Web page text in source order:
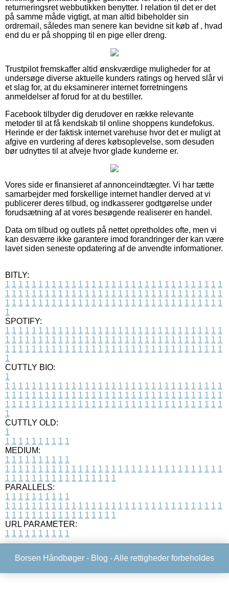
returneringsret webbutikken benytter. I relation til det er det
på samme måde vigtigt, at man altid bibeholder sin
ordremail, således man senere kan bevidne sit køb af , hvad
end du er på shopping til en pige eller dreng.
Trustpilot fremskaffer altid ønskværdige muligheder for at
undersøge diverse aktuelle kunders ratings og herved slår vi
et slag for, at du eksaminerer internet forretningens
anmeldelser af forud for at du bestiller.
Facebook tilbyder dig derudover en række relevante
metoder til at få kendskab til online shoppens kundefokus.
Herinde er der faktisk internet varehuse hvor det er muligt at
afgive en vurdering af deres købsoplevelse, som desuden
bør udnyttes til at afveje hvor glade kunderne er.
Vores side er finansieret af annonceindtægter. Vi har tætte
samarbejder med forskellige internet handler derved at vi
publicerer deres tilbud, og indkasserer godtgørelse under
forudsætning af at vores besøgende realiserer en handel.
Data om tilbud og outlets på nettet opretholdes ofte, men vi
kan desværre ikke garantere imod forandringer der kan være
lavet siden seneste opdatering af de anvendte informationer.
BITLY:
1 1 1 1 1 1 1 1 1 1 1 1 1 1 1 1 1 1 1 1 1 1 1 1 1 1 1 1 1 1 1 1 1
1 1 1 1 1 1 1 1 1 1 1 1 1 1 1 1 1 1 1 1 1 1 1 1 1 1 1 1 1 1 1 1 1
1 1 1 1 1 1 1 1 1 1 1 1 1 1 1 1 1 1 1 1 1 1 1 1 1 1 1 1 1 1 1 1 1
1
SPOTIFY:
1 1 1 1 1 1 1 1 1 1 1 1 1 1 1 1 1 1 1 1 1 1 1 1 1 1 1 1 1 1 1 1 1
1 1 1 1 1 1 1 1 1 1 1 1 1 1 1 1 1 1 1 1 1 1 1 1 1 1 1 1 1 1 1 1 1
1 1 1 1 1 1 1 1 1 1 1 1 1 1 1 1 1 1 1 1 1 1 1 1 1 1 1 1 1 1 1 1 1
1
CUTTLY BIO:
1
1 1 1 1 1 1 1 1 1 1 1 1 1 1 1 1 1 1 1 1 1 1 1 1 1 1 1 1 1 1 1 1 1
1 1 1 1 1 1 1 1 1 1 1 1 1 1 1 1 1 1 1 1 1 1 1 1 1 1 1 1 1 1 1 1 1
1 1 1 1 1 1 1 1 1 1 1 1 1 1 1 1 1 1 1 1 1 1 1 1 1 1 1 1 1 1 1 1 1
1
CUTTLY OLD:
1
1 1 1 1 1 1 1 1 1 1
MEDIUM:
1 1 1 1 1 1 1 1 1 1
1 1 1 1 1 1 1 1 1 1 1 1 1 1 1 1 1 1 1 1 1 1 1 1 1 1 1 1 1 1 1 1 1
1 1 1 1 1 1 1 1 1 1 1 1 1 1 1 1 1
PARALLELS:
1 1 1 1 1 1 1 1 1 1
1 1 1 1 1 1 1 1 1 1 1 1 1 1 1 1 1 1 1 1 1 1 1 1 1 1 1 1 1 1 1 1 1
1 1 1 1 1 1 1 1 1 1 1 1 1 1 1 1 1
URL PARAMETER:
1 1 1 1 1 1 1 1 1 1
Borsen Håndbøger - Blog - Alle rettigheder forbeholdes